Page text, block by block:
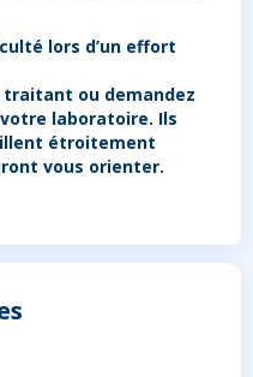
lors d’un effort
ou demandez
laboratoire. Ils
étroitement
vous orienter.